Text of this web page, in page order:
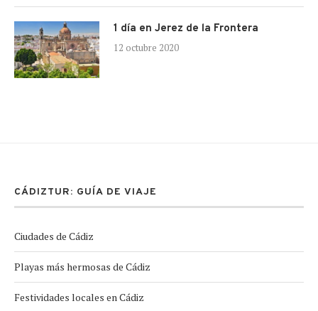
1 día en Jerez de la Frontera
12 octubre 2020
CÁDIZTUR: GUÍA DE VIAJE
Ciudades de Cádiz
Playas más hermosas de Cádiz
Festividades locales en Cádiz